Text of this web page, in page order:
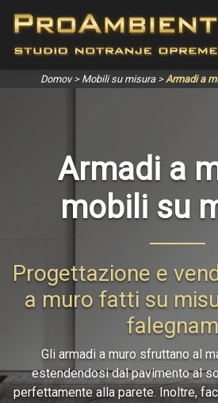
Domov> Mobili su misura>Armadi a
Armadi a
mobili su
Progettazione e
a muro fatti su
Gli armadi a muro sfruttano al
estendendosi dal pavimento al
perfettamente alla parete. Inoltre,